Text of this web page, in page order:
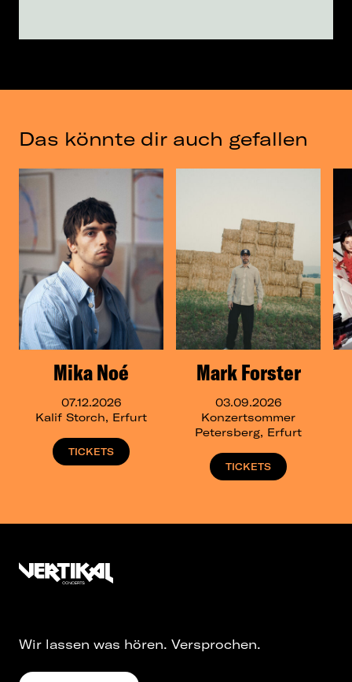
Das könnte dir auch gefallen
Mika Noé
07.12.2026
Kalif Storch, Erfurt
TICKETS
Mark Forster
03.09.2026
Konzertsommer
Petersberg, Erfurt
TICKETS
Wir lassen was hören. Versprochen.